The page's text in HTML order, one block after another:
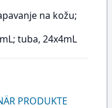
na kožu;
tuba, 24x4mL
PRODUKTE